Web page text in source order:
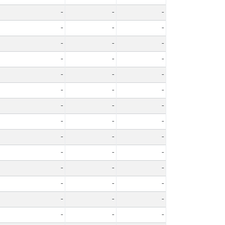
- -
-
- -
-
- -
-
- -
-
- -
-
- -
-
- -
-
- -
-
- -
-
- -
-
- -
-
- -
-
- -
-
- -
-